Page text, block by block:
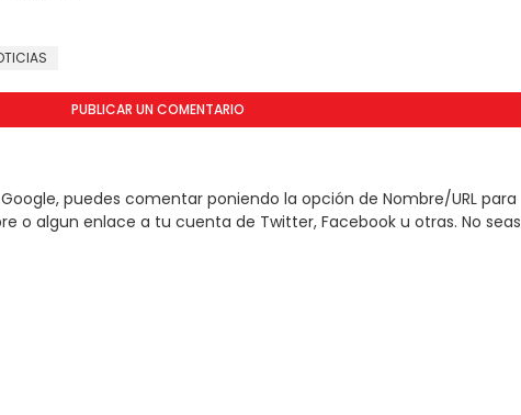
PUBLICAR UN COMENTARIO
puedes comentar poniendo la opción de Nombre/URL para
o algun enlace a tu cuenta de Twitter, Facebook u otras. No seas